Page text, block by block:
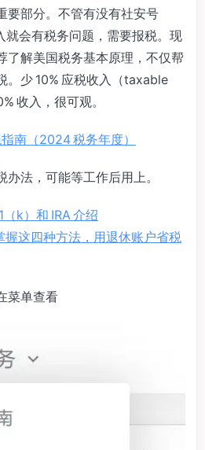
要部分。不管有没有社安号
就会有税务问题，需要报税。现
了解美国税务基本原理，不仅帮
。少 10% 应税收入（taxable
收入，很可观。
南（2024 税务年度）
法，可能等工作后用上。
k）和 IRA 介绍
握这四种方法，用退休账户省税
菜单查看